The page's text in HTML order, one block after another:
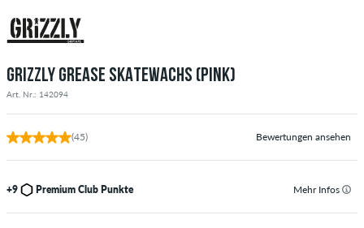
GRIZZLY GREASE SKATEWACHS (PINK)
Art. Nr.: 142094
(45) Bewertungen ansehen
+9 Premium Club Punkte Mehr Infos